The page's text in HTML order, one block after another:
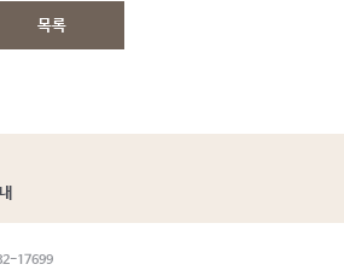
목록
17699